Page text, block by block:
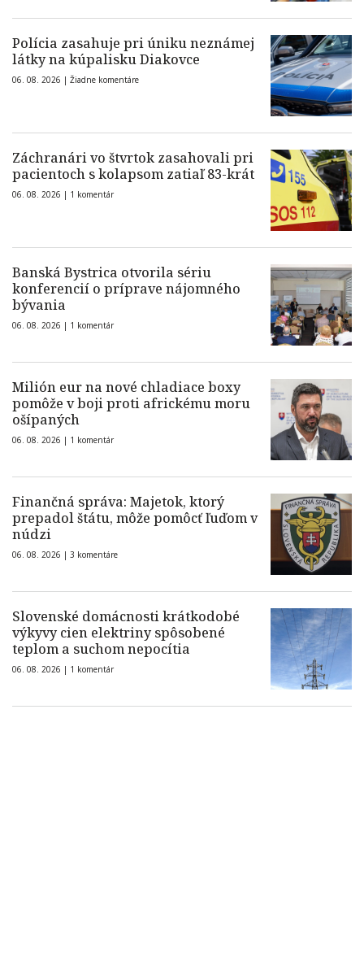
Polícia zasahuje pri úniku neznámej
látky na kúpalisku Diakovce
06. 08. 2026 | Žiadne komentáre
Záchranári vo štvrtok zasahovali pri
pacientoch s kolapsom zatiaľ 83-krát
06. 08. 2026 | 1 komentár
Banská Bystrica otvorila sériu
konferencií o príprave nájomného
bývania
06. 08. 2026 | 1 komentár
Milión eur na nové chladiace boxy
pomôže v boji proti africkému moru
ošípaných
06. 08. 2026 | 1 komentár
Finančná správa: Majetok, ktorý
prepadol štátu, môže pomôcť ľuďom v
núdzi
06. 08. 2026 | 3 komentáre
Slovenské domácnosti krátkodobé
výkyvy cien elektriny spôsobené
teplom a suchom nepocítia
06. 08. 2026 | 1 komentár